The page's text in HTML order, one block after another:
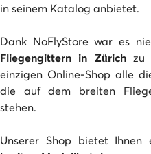
in seinem Katalog anbietet.
Dank NoFlyStore war es
Fliegengittern in Zürichzu
einzigen Online-Shop alle
die auf dem breiten
stehen.
Unserer Shop bietet Ihnen